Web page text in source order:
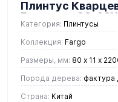
Плинтус
Градиент 33-
Категория: Плинтусы
Коллекция: Fargo
Размеры, мм: 80 х 11 х
Порода дерева: фактура
Страна: Китай